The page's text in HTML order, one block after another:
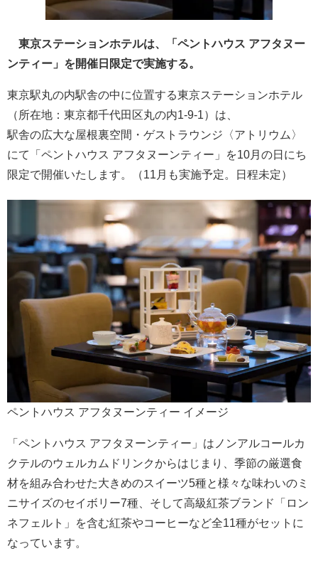
東京ステーションホテルは、「ペントハウス アフタヌー
ンティー」を開催日限定で実施する。
東京駅丸の内駅舎の中に位置する東京ステーションホテル
（所在地：東京都千代田区丸の内1-9-1）は、
駅舎の広大な屋根裏空間・ゲストラウンジ〈アトリウム〉
にて「ペントハウス アフタヌーンティー」を10月の日にち
限定で開催いたします。（11月も実施予定。日程未定）
ペントハウス アフタヌーンティー イメージ
「ペントハウス アフタヌーンティー」はノンアルコールカ
クテルのウェルカムドリンクからはじまり、季節の厳選食
材を組み合わせた大きめのスイーツ5種と様々な味わいのミ
ニサイズのセイボリー7種、そして高級紅茶ブランド「ロン
ネフェルト」を含む紅茶やコーヒーなど全11種がセットに
なっています。